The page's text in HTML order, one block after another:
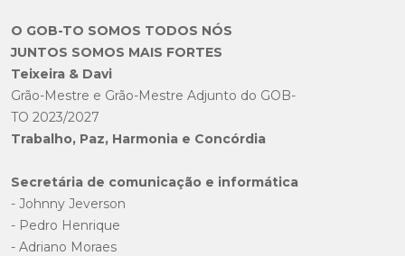
O GOB-TO SOMOS TODOS NÓS
JUNTOS SOMOS MAIS FORTES
Teixeira & Davi
Grão-Mestre e Grão-Mestre Adjunto do GOB-
TO 2023/2027
Trabalho, Paz, Harmonia e Concórdia
Secretária de comunicação e informática
- Johnny Jeverson
- Pedro Henrique
- Adriano Moraes